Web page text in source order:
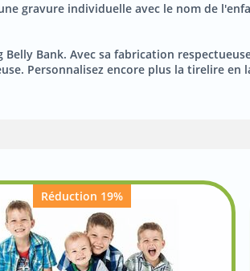
gravure individuelle avec le nom de
Bank. Avec sa fabrication
Personnalisez encore plus la tirelire
Réduction 19%